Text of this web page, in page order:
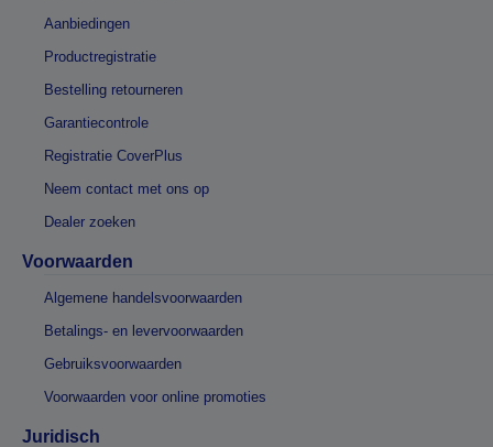
Aanbiedingen
Productregistratie
Bestelling retourneren
Garantiecontrole
Registratie CoverPlus
Neem contact met ons op
Dealer zoeken
Voorwaarden
Algemene handelsvoorwaarden
Betalings- en levervoorwaarden
Gebruiksvoorwaarden
Voorwaarden voor online promoties
Juridisch